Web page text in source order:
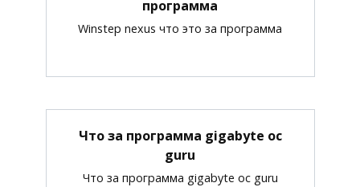
программа
Winstep nexus что это за программа
Что за программа gigabyte oc
guru
Что за программа gigabyte oc guru